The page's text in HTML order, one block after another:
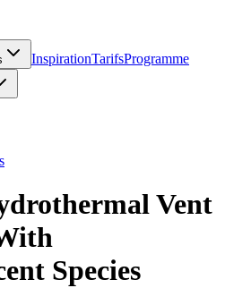
InspirationTarifsProgramme
Vent
Species